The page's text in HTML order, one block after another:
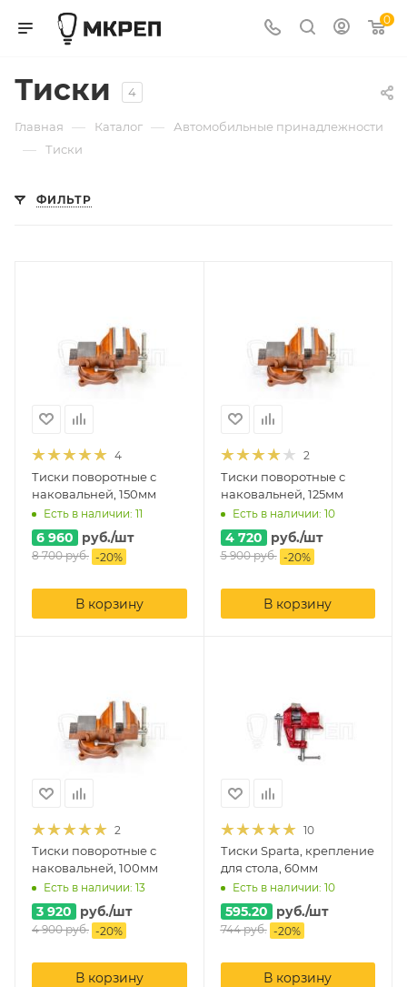
0
Тиски 4
Главная — Каталог — Автомобильные принадлежности
— Тиски
ФИЛЬТР
4
Тиски поворотные с
наковальней, 150мм
Есть в наличии: 11
6 960 руб./шт
8 700руб. -20%
В корзину
2
Тиски поворотные с
наковальней, 125мм
Есть в наличии: 10
4 720 руб./шт
5 900руб. -20%
В корзину
2
Тиски поворотные с
наковальней, 100мм
Есть в наличии: 13
3 920 руб./шт
4 900руб. -20%
В корзину
10
Тиски Sparta, крепление
для стола, 60мм
Есть в наличии: 10
595.20 руб./шт
744руб. -20%
В корзину